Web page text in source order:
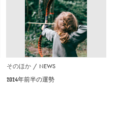
そのほか NEWS
2024年前半の運勢